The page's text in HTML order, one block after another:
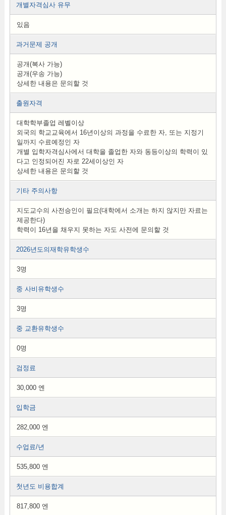
개별자격심사 유무
있음
과거문제 공개
공개(복사 가능)
공개(우송 가능)
상세한 내용은 문의할 것
출원자격
대학학부졸업 레벨이상
외국의 학교교육에서 16년이상의 과정을 수료한 자, 또는 지정기
일까지 수료예정인 자
개별 입학자격심사에서 대학을 졸업한 자와 동등이상의 학력이 있
다고 인정되어진 자로 22세이상인 자
상세한 내용은 문의할 것
기타 주의사항
지도교수의 사전승인이 필요(대학에서 소개는 하지 않지만 자료는
제공한다)
학력이 16년을 채우지 못하는 자도 사전에 문의할 것
2026년도의재학유학생수
3명
중 사비유학생수
3명
중 교환유학생수
0명
검정료
30,000 엔
입학금
282,000 엔
수업료/년
535,800 엔
첫년도 비용합계
817,800 엔